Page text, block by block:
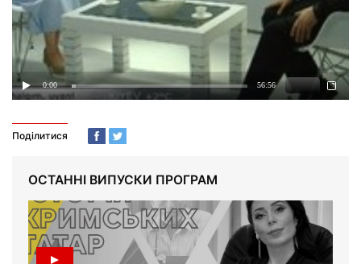
Поділитися
ОСТАННІ ВИПУСКИ ПРОГРАМ